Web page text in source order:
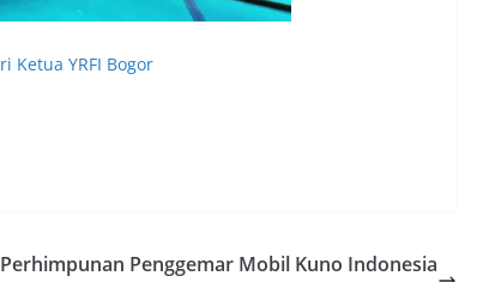
Perhimpunan Penggemar Mobil Kuno Indonesia